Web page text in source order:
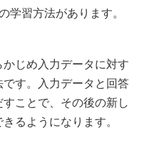
習方法があります。
じめ入力データに対す
す。入力データと回答
ことで、その後の新し
るようになります。